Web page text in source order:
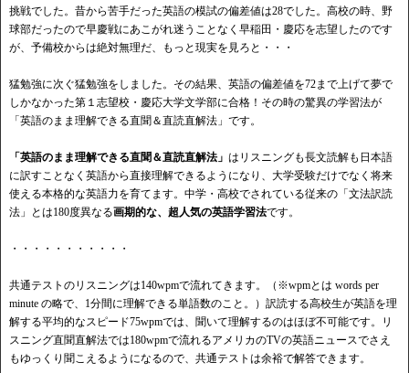
挑戦でした。昔から苦手だった英語の模試の偏差値は28でした。高校の時、野
球部だったので早慶戦にあこがれ迷うことなく早稲田・慶応を志望したのです
が、予備校からは絶対無理だ、もっと現実を見ろと・・・
猛勉強に次ぐ猛勉強をしました。その結果、英語の偏差値を72まで上げて夢で
しかなかった第１志望校・慶応大学文学部に合格！その時の驚異の学習法が
「英語のまま理解できる直聞＆直読直解法」です。
「英語のまま理解できる直聞＆直読直解法」 はリスニングも長文読解も日本語
に訳すことなく英語から直接理解できるようになり、大学受験だけでなく将来
使える本格的な英語力を育てます。中学・高校でされている従来の「文法訳読
法」とは180度異なる画期的な、超人気の英語学習法です。
・・・・・・・・・・・
共通テストのリスニングは140wpmで流れてきます。（※wpmとは words per
minute の略で、1分間に理解できる単語数のこと。）訳読する高校生が英語を理
解する平均的なスピード75wpmでは、聞いて理解するのはほぼ不可能です。リ
スニング直聞直解法では180wpmで流れるアメリカのTVの英語ニュースでさえ
もゆっくり聞こえるようになるので、共通テストは余裕で解答できます。